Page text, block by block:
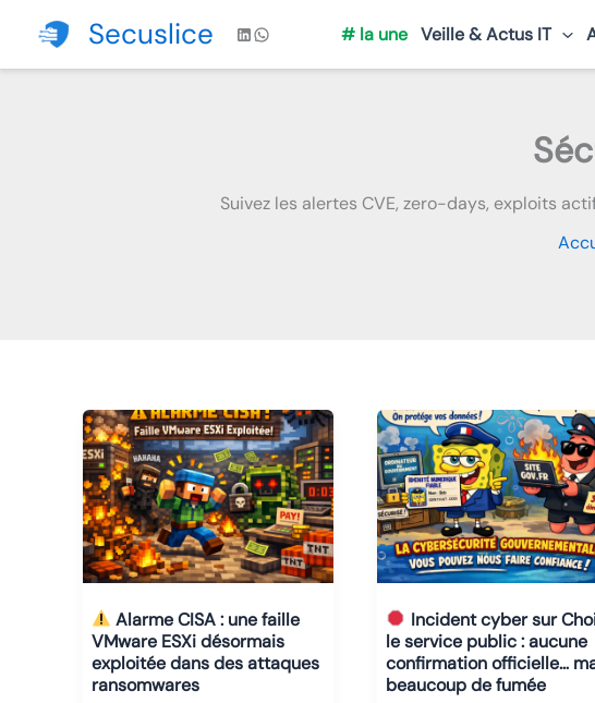
contenu
Secuslice LinkedIn
WhatsApp # la une Veille & Actus IT
Suivez les alertes CVE, zero-days, exploits
Alarme CISA : une faille
VMware ESXi désormais
exploitée dans des attaques
ransomwares
Incident cyber sur
le service public : aucune
confirmation officielle…
beaucoup de fumée